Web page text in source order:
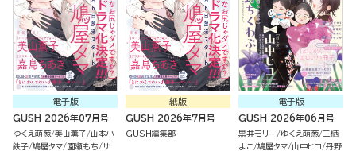
電子版
GUSH 2026年07月号
ゆくえ萌葱 美山薫子 山本小
鉄子 鳩屋タマ 園瀬もち サ
紙版
GUSH 2026年7月号
GUSH編集部
電子版
GUSH 2026年06月号
黒井モリー ゆくえ萌葱 三栖
よこ 鳩屋タマ 山中ヒコ 丹野